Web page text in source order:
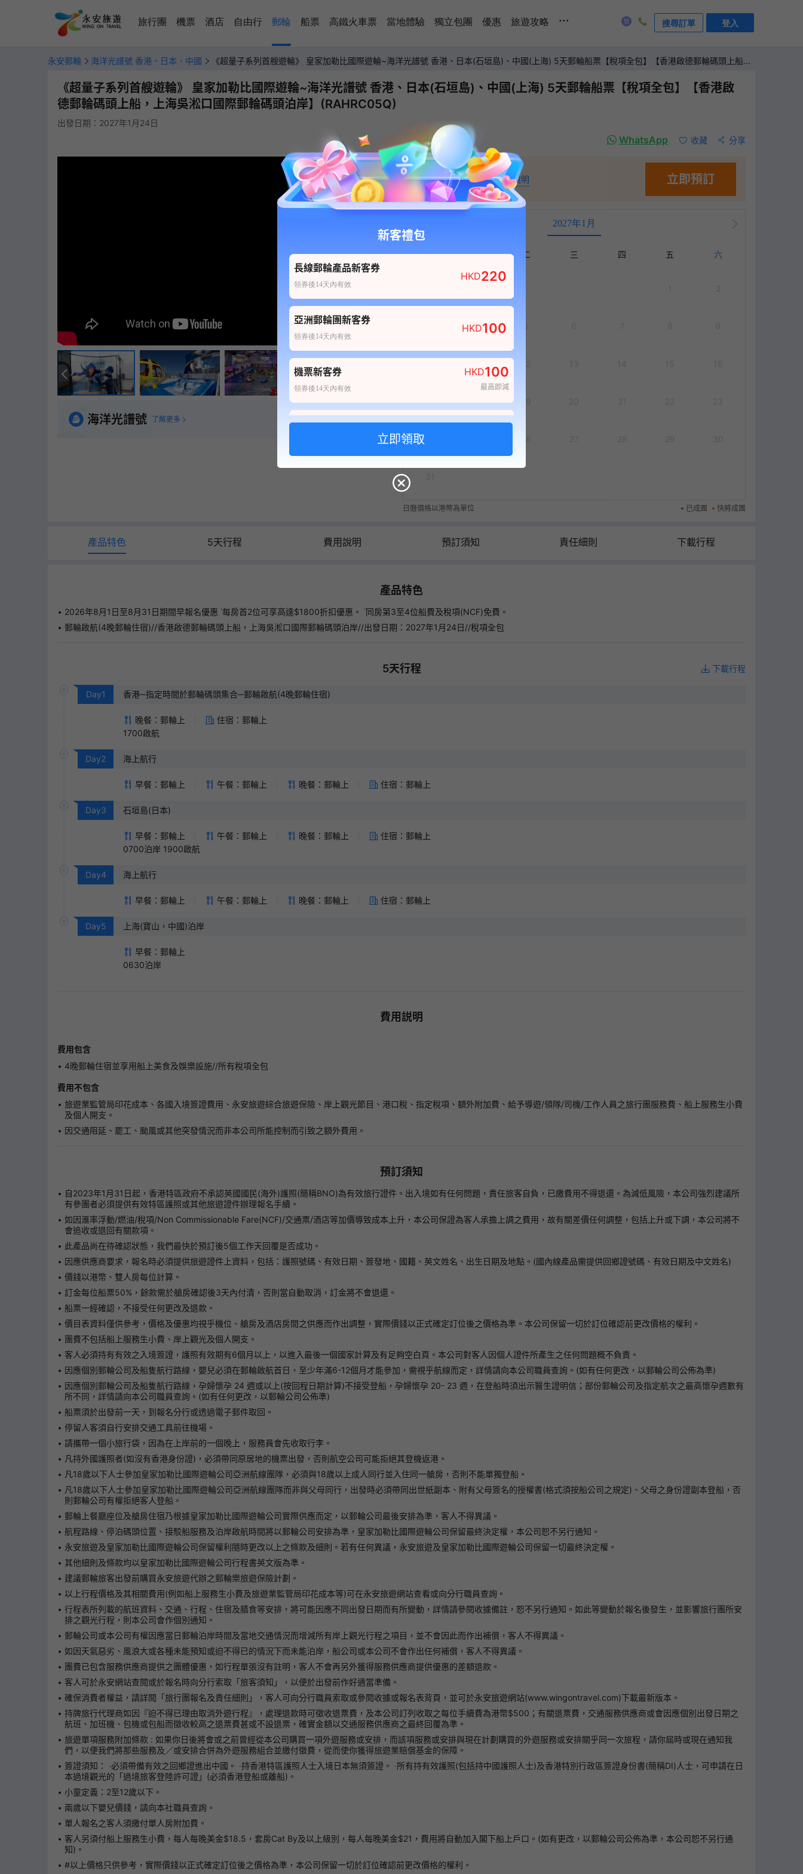
旅行團 機票 酒店 自由行 郵輪 船票 高鐵火車票 當地體驗 獨立包團 優惠 旅遊攻略 ... 搜尋訂單 登入
永安郵輪 海洋光譜號 香港、日本、中國 《超量子系列首艘遊輪》 皇家加勒比國際遊輪~海洋光譜號 香港、日本(石垣島)、中國(上海) 5天郵輪船票【稅項全包】【香港啟德郵輪碼頭上船，
上海吳淞口國際郵輪碼頭泊岸】
《超量子系列首艘遊輪》 皇家加勒比國際遊輪~海洋光譜號 香港、日本(石垣島)、中國(上海) 5天郵輪船票【稅項全包】【香港啟
德郵輪碼頭上船，上海吳淞口國際郵輪碼頭泊岸】(RAHRC05Q)
出發日期：2027年1月24日
WhatsApp 收藏 分享
海洋光譜號 了解更多
HKD 3,317+ 起價說明 立即預訂
2027年1月
日 一 二 三 四 五 六
4
17 18
3,317
日曆價格以港幣為單位 已成團 快將成團
產品特色 5天行程 費用說明 預訂須知 責任細則 下載行程
產品特色
2026年8月1日至8月31日期間早報名優惠 ˙每房首2位可享高達$1800折扣優惠。 ˙同房第3至4位船費及稅項(NCF)免費。
郵輪啟航(4晚郵輪住宿)//香港啟德郵輪碼頭上船，上海吳淞口國際郵輪碼頭泊岸//出發日期：2027年1月24日//稅項全包
5天行程 下載行程
Day1 香港─指定時間於郵輪碼頭集合─郵輪啟航(4晚郵輪住宿)
晚餐：郵輪上
住宿：郵輪上
1700啟航
Day2 海上航行
早餐：郵輪上 午餐：郵輪上 晚餐：郵輪上 住宿：郵輪上
Day3 石垣島(日本)
早餐：郵輪上 午餐：郵輪上 晚餐：郵輪上
住宿：郵輪上
0700泊岸 1900啟航
Day4 海上航行
早餐：郵輪上 午餐：郵輪上 晚餐：郵輪上 住宿：郵輪上
Day5 上海(寶山，中國)泊岸
早餐：郵輪上
0630泊岸
費用説明
費用包含
4晚郵輪住宿並享用船上美食及娛樂設施//所有稅項全包
費用不包含
旅遊業監管局印花成本、各國入境簽證費用、永安旅遊綜合旅遊保險、岸上觀光節目、港口稅、指定稅項、額外附加費、給予導遊/領隊/司機/工作人員之旅行團服務費、船上服務生小費
及個人開支。
因交通阻延、罷工、颱風或其他突發情況而非本公司所能控制而引致之額外費用。
預訂須知
自2023年1月31日起，香港特區政府不承認英國國民(海外)護照(簡稱BNO)為有效旅行證件。出入境如有任何問題，責任旅客自負，已繳費用不得退還。為減低風險，本公司強烈建議所
有參團者必須提供有效特區護照或其他旅遊證件辦理報名手續。
如因滙率浮動/燃油/稅項/Non Commissionable Fare(NCF)/交通票/酒店等加價導致成本上升，本公司保證為客人承擔上調之費用，故有關差價任何調整，包括上升或下調，本公司將不
會追收或退回有關款項。
此產品尚在待確認狀態，我們最快於預訂後5個工作天回覆是否成功。
因應供應商要求，報名時必須提供旅遊證件上資料，包括：護照號碼、有效日期、簽發地、國籍、英文姓名、出生日期及地點。(國內線產品需提供回鄉證號碼、有效日期及中文姓名)
價錢以港幣、雙人房每位計算。
訂金每位船票50%，餘款需於艙房確認後3天內付清，否則當自動取消，訂金將不會退還。
船票一經確認，不接受任何更改及退款。
價目表資料僅供參考，價格及優惠均視乎機位、艙房及酒店房間之供應而作出調整，實際價錢以正式確定訂位後之價格為準。本公司保留一切於訂位確認前更改價格的權利。
團費不包括船上服務生小費、岸上觀光及個人開支。
客人必須持有有效之入境簽證，護照有效期有6個月以上，以進入最後一個國家計算及有足夠空白頁。本公司對客人因個人證件所產生之任何問題概不負責。
因應個別郵輪公司及船隻航行路線，嬰兒必須在郵輪啟航首日，至少年滿6-12個月才能參加，需視乎航線而定，詳情請向本公司職員查詢。(如有任何更改，以郵輪公司公佈為準)
因應個別郵輪公司及船隻航行路線，孕婦懷孕 24 週或以上(按回程日期計算)不接受登船，孕婦懷孕 20- 23 週，在登船時須出示醫生證明信；部份郵輪公司及指定航次之最高懷孕週數有
所不同，詳情請向本公司職員查詢。(如有任何更改，以郵輪公司公佈準)
船票須於出發前一天，到報名分行或透過電子郵件取回。
停留人客須自行安排交通工具前往機場。
請攜帶一個小旅行袋，因為在上岸前的一個晚上，服務員會先收取行李。
凡持外國護照者(如沒有香港身份證)，必須帶同原居地的機票出發，否則航空公司可能拒絕其登機返港。
凡18歲以下人士參加皇家加勒比國際遊輪公司亞洲航線團隊，必須與18歲以上成人同行並入住同一艙房，否則不能單獨登船。
凡18歲以下人士參加皇家加勒比國際遊輪公司亞洲航線團隊而非與父母同行，出發時必須帶同出世紙副本、附有父母簽名的授權書(格式須按船公司之規定)、父母之身份證副本登船，否
則郵輪公司有權拒絕客人登船。
郵輪上餐廳座位及艙房住宿乃根據皇家加勒比國際遊輪公司實際供應而定，以郵輪公司最後安排為準，客人不得異議。
航程路線、停泊碼頭位置、接駁船服務及泊岸啟航時間將以郵輪公司安排為準，皇家加勒比國際遊輪公司保留最終決定權，本公司恕不另行通知。
永安旅遊及皇家加勒比國際遊輪公司保留權利隨時更改以上之條款及細則。若有任何異議，永安旅遊及皇家加勒比國際遊輪公司保留一切最終決定權。
其他細則及條款均以皇家加勒比國際遊輪公司行程書英文版為準。
建議郵輪旅客出發前購買永安旅遊代辦之郵輪樂旅遊保險計劃。
以上行程價格及其相關費用(例如船上服務生小費及旅遊業監管局印花成本等)可在永安旅遊網站查看或向分行職員查詢。
行程表所列載的航班資料、交通、行程、住宿及膳食等安排，將可能因應不同出發日期而有所變動，詳情請參閱收據備註，恕不另行通知。如此等變動於報名後發生，並影響旅行團所安
排之觀光行程，則本公司會作個別通知。
郵輪公司或本公司有權因應當日郵輪泊岸時間及當地交通情況而增減所有岸上觀光行程之項目，並不會因此而作出補償，客人不得異議。
如因天氣惡劣、風浪大或各種未能預知或迫不得已的情況下而未能泊岸，船公司或本公司不會作出任何補償，客人不得異議。
團費已包含服務供應商提供之團體優惠，如行程單張沒有註明，客人不會再另外獲得服務供應商提供優惠的差額退款。
客人可於永安網站查閱或於報名時向分行索取「旅客須知」，以便於出發前作好適當準備。
確保消費者權益，請詳閱「旅行團報名及責任細則」，客人可向分行職員索取或參閱收據或報名表背頁，並可於永安旅遊網站(www.wingontravel.com)下載最新版本。
持牌旅行代理商如因『迫不得已理由取消外遊行程』，處理退款時可徵收退票費，及本公司訂列收取之每位手續費為港幣$500；有關退票費，交通服務供應商或會因應個別出發日期之
航班、加班機、包機或包船而徵收較高之退票費甚或不設退票，確實金額以交通服務供應商之最終回覆為準。
旅遊單項服務附加條款 : 如果你日後將會或之前曾經從本公司購買一項外遊服務或安排，而該項服務或安排與現在計劃購買的外遊服務或安排關乎同一次旅程，請你屆時或現在通知我
們，以便我們將那些服務及／或安排合併為外遊服務組合並繳付徵費，從而使你獲得旅遊業賠償基金的保障。
簽證須知： ‧必須帶備有效之回鄉證進出中國。 ‧持香港特區護照人士入境日本無須簽證。 ‧所有持有效護照(包括持中國護照人士)及香港特別行政區簽證身份書(簡稱DI)人士，可申請在日
本過境觀光的「過境旅客登陸許可證」(必須香港登船或離船)。
小童定義：2至12歲以下。
兩歲以下嬰兒價錢，請向本社職員查詢。
單人報名之客人須繳付單人房附加費。
客人另須付船上服務生小費，每人每晚美金$18.5，套房Cat By及以上級別，每人每晚美金$21，費用將自動加入閣下船上戶口。(如有更改，以郵輪公司公佈為準，本公司恕不另行通
知)。
#以上價格只供參考，實際價錢以正式確定訂位後之價格為準，本公司保留一切於訂位確認前更改價格的權利。
新客禮包
長線郵輪產品新客券
領券後14天內有效
HKD220
亞洲郵輪團新客券
領券後14天內有效
HKD100
機票新客券
領券後14天內有效
HKD100
最高即減
酒店新客券 HKD80
領券後14天內有效 預訂滿300即減
日本旅行團新客券
領券後14天內有效
廣東省旅行團新客券
火車票新客券